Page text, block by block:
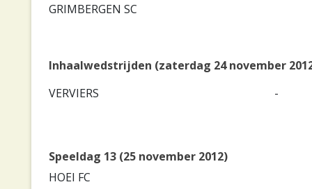
GRIMBERGEN SC
Inhaalwedstrijden (zaterdag 24 november
VERVIERS
-
Speeldag 13 (25 november 2012)
HOEI FC